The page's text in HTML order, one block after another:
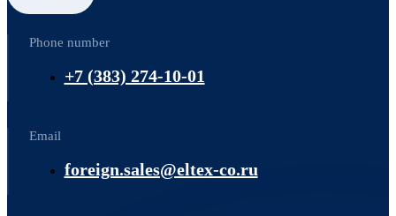
Phone number
+7 (383) 274-10-01
Email
foreign.sales@eltex-co.ru